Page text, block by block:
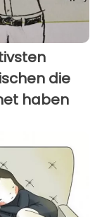
die
haben